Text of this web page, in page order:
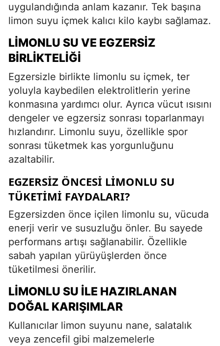
uygulandığında anlam kazanır. Tek başına
limon suyu içmek kalıcı kilo kaybı sağlamaz.
LIMONLU SU VE EGZERSIZ
BIRLIKTELIĞI
Egzersizle birlikte limonlu su içmek, ter
yoluyla kaybedilen elektrolitlerin yerine
konmasına yardımcı olur. Ayrıca vücut ısısını
dengeler ve egzersiz sonrası toparlanmayı
hızlandırır. Limonlu suyu, özellikle spor
sonrası tüketmek kas yorgunluğunu
azaltabilir.
EGZERSIZ ÖNCESI LIMONLU SU
TÜKETIMI FAYDALARI?
Egzersizden önce içilen limonlu su, vücuda
enerji verir ve susuzluğu önler. Bu sayede
performans artışı sağlanabilir. Özellikle
sabah yapılan yürüyüşlerden önce
tüketilmesi önerilir.
LIMONLU SU ILE HAZIRLANAN
DOĞAL KARIŞIMLAR
Kullanıcılar limon suyunu nane, salatalık
veya zencefil gibi malzemelerle